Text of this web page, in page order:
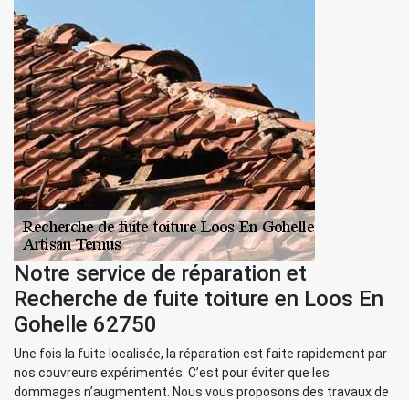
Notre service de réparation et
Recherche de fuite toiture en Loos En
Gohelle 62750
Une fois la fuite localisée, la réparation est faite rapidement par
nos couvreurs expérimentés. C’est pour éviter que les
dommages n’augmentent. Nous vous proposons des travaux de